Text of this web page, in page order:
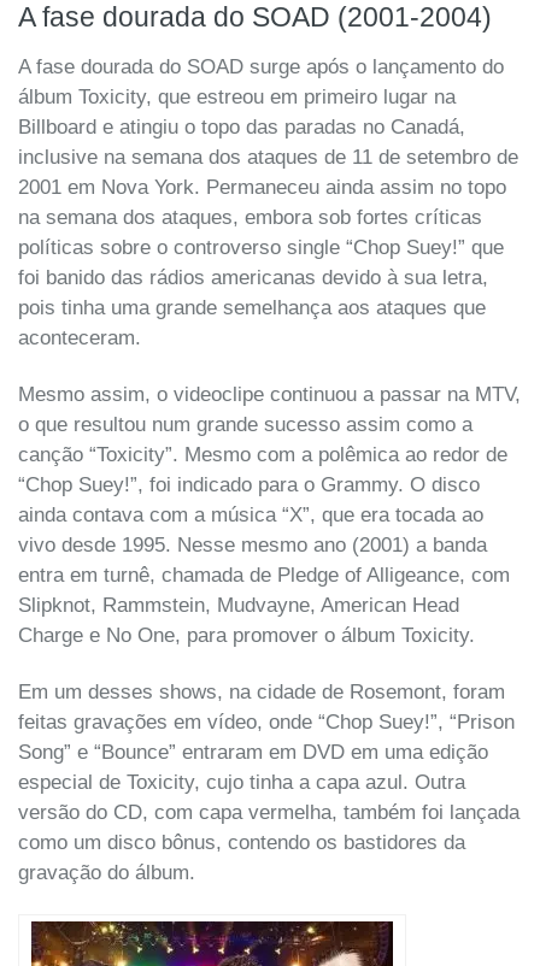
A fase dourada do SOAD (2001-2004)
A fase dourada do SOAD surge após o lançamento do
álbum Toxicity, que estreou em primeiro lugar na
Billboard e atingiu o topo das paradas no Canadá,
inclusive na semana dos ataques de 11 de setembro de
2001 em Nova York. Permaneceu ainda assim no topo
na semana dos ataques, embora sob fortes críticas
políticas sobre o controverso single “Chop Suey!” que
foi banido das rádios americanas devido à sua letra,
pois tinha uma grande semelhança aos ataques que
aconteceram.
Mesmo assim, o videoclipe continuou a passar na MTV,
o que resultou num grande sucesso assim como a
canção “Toxicity”. Mesmo com a polêmica ao redor de
“Chop Suey!”, foi indicado para o Grammy. O disco
ainda contava com a música “X”, que era tocada ao
vivo desde 1995. Nesse mesmo ano (2001) a banda
entra em turnê, chamada de Pledge of Alligeance, com
Slipknot, Rammstein, Mudvayne, American Head
Charge e No One, para promover o álbum Toxicity.
Em um desses shows, na cidade de Rosemont, foram
feitas gravações em vídeo, onde “Chop Suey!”, “Prison
Song” e “Bounce” entraram em DVD em uma edição
especial de Toxicity, cujo tinha a capa azul. Outra
versão do CD, com capa vermelha, também foi lançada
como um disco bônus, contendo os bastidores da
gravação do álbum.